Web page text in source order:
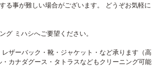
事が難しい場合がございます。 どうぞお気軽に
グ ミハシへご要望ください。
ザーバック・靴・ジャケット・など承ります（高
カナダグース・タトラスなどもクリーニング可能